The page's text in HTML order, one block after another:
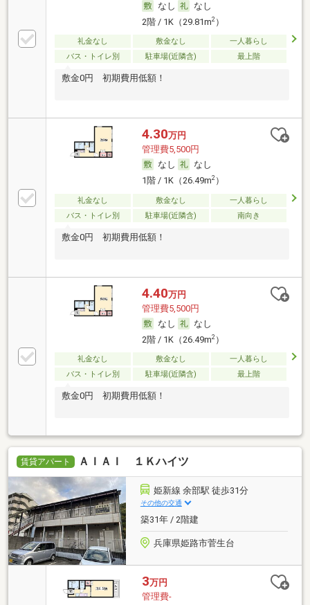
なし
なし
2階 / 1K（29.81m2）
礼金なし 敷金なし
一人暮らし
バス・トイレ別
駐車場(近隣含) 最上階
敷金0円 初期費用低額！
4.30万円
管理費5,500円
なし
なし
1階 / 1K（26.49m2）
礼金なし 敷金なし
一人暮らし
バス・トイレ別
駐車場(近隣含) 南向き
敷金0円 初期費用低額！
4.40万円
管理費5,500円
なし
なし
2階 / 1K（26.49m2）
礼金なし 敷金なし
一人暮らし
バス・トイレ別
駐車場(近隣含) 最上階
敷金0円 初期費用低額！
賃貸アパート ＡＩＡＩ １Ｋハイツ
姫新線 余部駅 徒歩31分
その他の交通
築31年 / 2階建
兵庫県姫路市菅生台
3万円
管理費-